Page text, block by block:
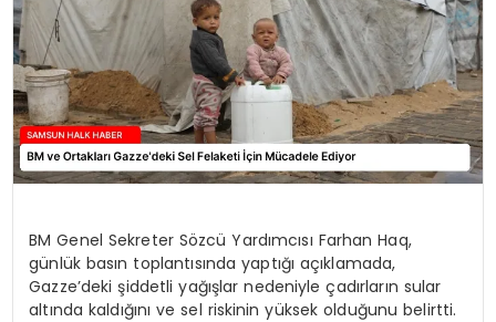
TEKNOLOJI
YAŞAM
BM Genel Sekreter Sözcü Yardımcısı Farhan Haq,
günlük basın toplantısında yaptığı açıklamada,
Gazze’deki şiddetli yağışlar nedeniyle çadırların sular
altında kaldığını ve sel riskinin yüksek olduğunu belirtti.